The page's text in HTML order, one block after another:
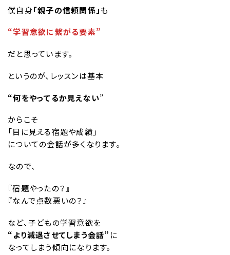
僕自身「親子の信頼関係」も
“学習意欲に繋がる要素”
だと思っています。
というのが、レッスンは基本
“何をやってるか見えない”
からこそ
「目に見える宿題や成績」
についての会話が多くなります。
なので、
『宿題やったの？』
『なんで点数悪いの？』
など、子どもの学習意欲を
“より減退させてしまう会話” に
なってしまう傾向になります。